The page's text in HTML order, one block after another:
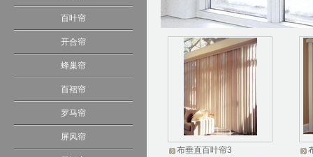
百叶帘
开合帘
蜂巢帘
百褶帘
罗马帘
屏风帘
布垂直百叶帘3